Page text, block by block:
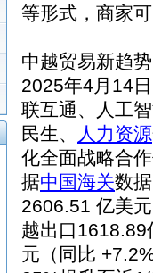
等形式，商家
中越贸易新趋势
2025年4月14
联互通、人工
民生、
人力资源
化全面战略合
据中国海关数
2606.51 亿美
越出口
元（同比